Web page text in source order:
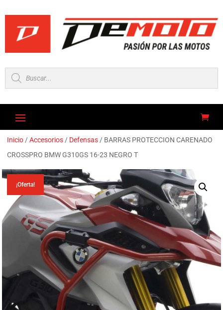
Búsqueda
de
productos
Inicio /Accesorios / Defensas / BARRAS PROTECCION CARENADO
CROSSPRO BMW G310GS 16-23 NEGRO T
¡Oferta!